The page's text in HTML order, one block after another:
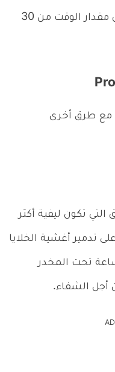
ويتوقف ذلك على المنطقة، ويكون مقدار الوقت من 30
مع طرق أخرى
تكون ليفية أكثر
تدمير أغشية الخلايا
تحت المخدر
أجل الشفاء.